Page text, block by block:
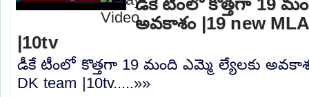
డీకే టీంలో కొత్తగా 19
అవకాశం |19 new
|10tv
డీకే టీంలో కొత్తగా 19 మంది ఎమ్మె ల్యేలకు
DK team |10tv.....»»